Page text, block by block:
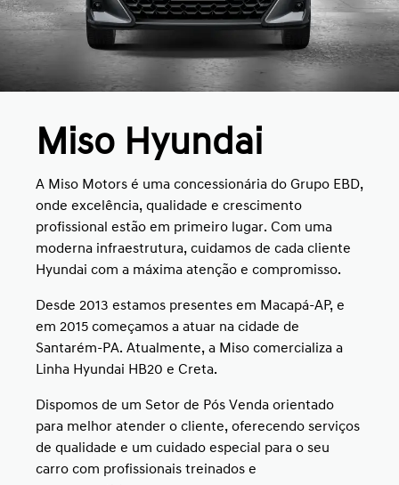
Miso Hyundai
A Miso Motors é uma concessionária do Grupo EBD,
onde excelência, qualidade e crescimento
profissional estão em primeiro lugar. Com uma
moderna infraestrutura, cuidamos de cada cliente
Hyundai com a máxima atenção e compromisso.
Desde 2013 estamos presentes em Macapá-AP, e
em 2015 começamos a atuar na cidade de
Santarém-PA. Atualmente, a Miso comercializa a
Linha Hyundai HB20 e Creta.
Dispomos de um Setor de Pós Venda orientado
para melhor atender o cliente, oferecendo serviços
de qualidade e um cuidado especial para o seu
carro com profissionais treinados e